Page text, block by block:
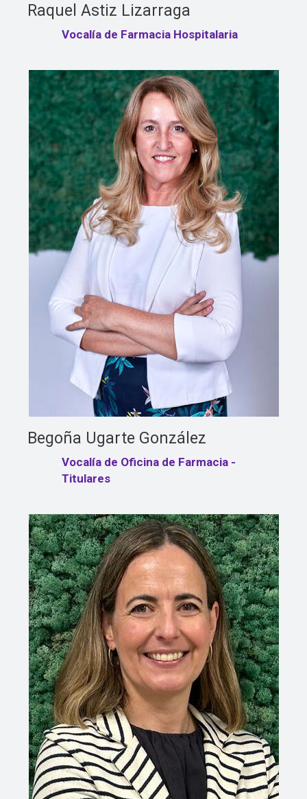
Raquel Astiz Lizarraga
Vocalía de Farmacia Hospitalaria
Begoña Ugarte González
Vocalía de Oficina de Farmacia -
Titulares